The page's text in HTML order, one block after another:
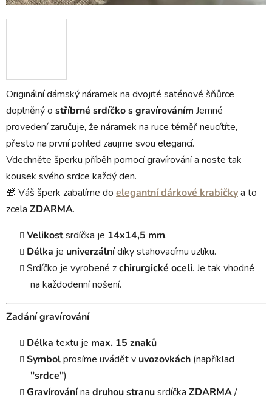
Originální dámský náramek na dvojité saténové šňůrce
doplněný o stříbrné srdíčko sgravírováním Jemné
provedení zaručuje, že náramek na ruce téměř neucítíte,
přesto na první pohled zaujme svou elegancí.
Vdechněte šperku příběh pomocí gravírování a noste tak
kousek svého srdce každý den.
🎁 Váš šperk zabalíme do elegantní dárkové krabičkya to
zcela ZDARMA.
Velikostsrdíčka je 14x14,5 mm.
Délka je univerzálnídíky stahovacímu uzlíku.
Srdíčko je vyrobené zchirurgické oceli. Je tak vhodné
na každodenní nošení.
Zadání gravírování
Délka textu je max. 15 znaků
Symbolprosíme uvádět v uvozovkách (například
"srdce")
Gravírovánína druhou stranusrdíčka ZDARMA/